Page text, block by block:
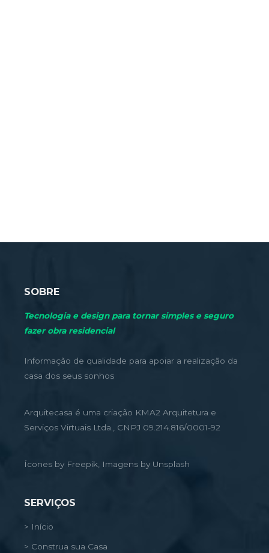
SOBRE
Tecnologia e design para tornar simples e seguro
fazer obra residencial
Informação de qualidade para apoiar a realização da
casa dos seus sonhos
Arquitecasa é uma criação KMA2 Arquitetura e
Serviços Virtuais Ltda., CNPJ 09.214.816/0001-92
Ícones by Freepik, Imagens by Unsplash
SERVIÇOS
> Início
> Construa sua Casa